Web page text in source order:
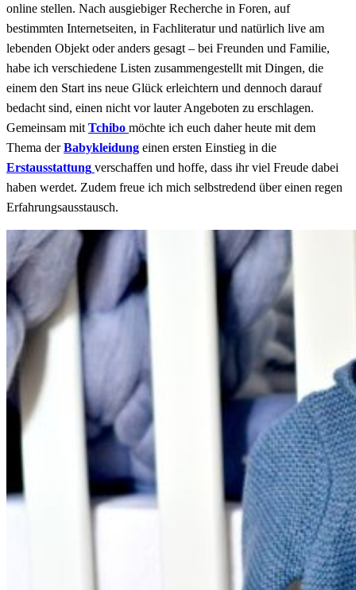
online stellen. Nach ausgiebiger Recherche in Foren, auf
bestimmten Internetseiten, in Fachliteratur und natürlich live am
lebenden Objekt oder anders gesagt – bei Freunden und Familie,
habe ich verschiedene Listen zusammengestellt mit Dingen, die
einem den Start ins neue Glück erleichtern und dennoch darauf
bedacht sind, einen nicht vor lauter Angeboten zu erschlagen.
Gemeinsam mit Tchibo möchte ich euch daher heute mit dem
Thema derBabykleidung einen ersten Einstieg in die
Erstausstattung verschaffen und hoffe, dass ihr viel Freude dabei
haben werdet. Zudem freue ich mich selbstredend über einen regen
Erfahrungsausstausch.